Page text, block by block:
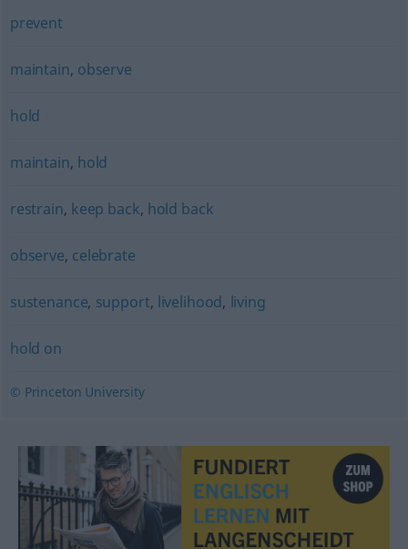
prevent
maintain, observe
hold
maintain, hold
restrain, keep back, hold back
observe, celebrate
sustenance, support, livelihood, living
hold on
© Princeton University